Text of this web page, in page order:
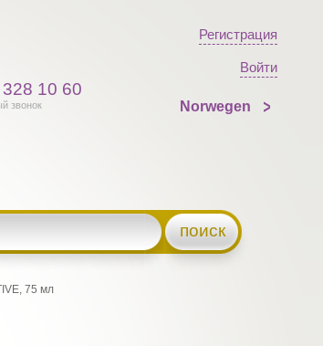
10 60
звонок
Регистрация
Войти
Norwegen
поиск
75 мл